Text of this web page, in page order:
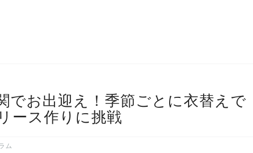
でお出迎え！季節ごとに衣替えで
ース作りに挑戦
ム